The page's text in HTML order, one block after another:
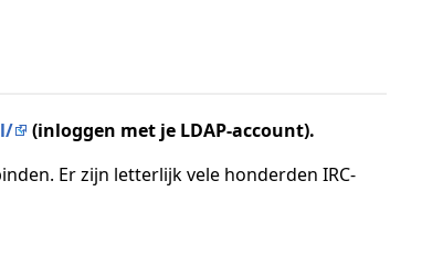
(inloggen met je LDAP-account).
Er zijn letterlijk vele honderden IRC-